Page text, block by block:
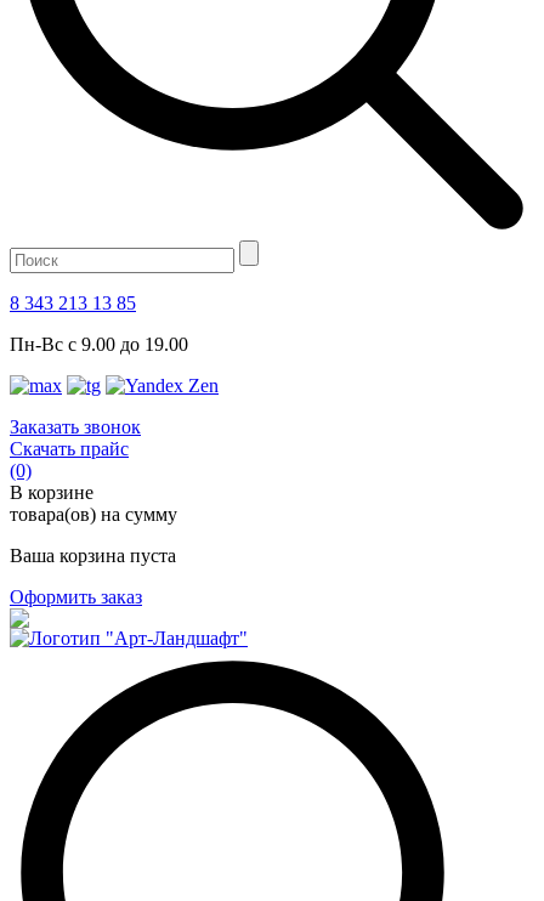
8 343 213 13 85
Пн-Вс с 9.00 до 19.00
Заказать звонок
Скачать прайс
(0)
В корзине
товара(ов) на сумму
Ваша корзина пуста
Оформить заказ